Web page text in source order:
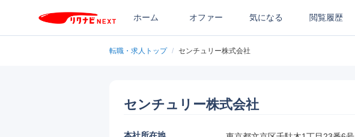
ホーム オファー 気になる 閲覧履歴
転職・求人トップ / センチュリー株式会社
センチュリー株式会社